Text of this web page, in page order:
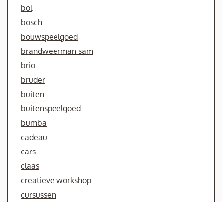
bol
bosch
bouwspeelgoed
brandweerman sam
brio
bruder
buiten
buitenspeelgoed
bumba
cadeau
cars
claas
creatieve workshop
cursussen